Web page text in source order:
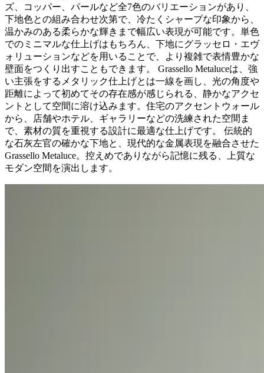
ズ、コッパー、パールなど全7色のバリエーションがあり、
下地色との組み合わせ次第で、冷たくシャープな印象から、
温かみのある柔らかな輝きまで幅広い表現が可能です。単色
でのミニマルな仕上げはもちろん、下地にグラッセロ・エヴ
ォリューションなどを用いることで、より複雑で表情豊かな
壁面をつくり出すこともできます。 Grassello Metaluceは、強
い主張をするメタリック仕上げとは一線を画し、光の角度や
距離によって初めてその存在感が感じられる、静かなアクセ
ントとして空間に溶け込みます。住宅のアクセントウォール
から、店舗やホテル、ギャラリーなどの洗練された空間ま
で、素材の質を重視する設計に最適な仕上げです。 伝統的
な石灰左官の確かな下地と、現代的な金属表現を融合させた
Grassello Metaluce。控えめでありながら記憶に残る、上質な
モダン空間を演出します。